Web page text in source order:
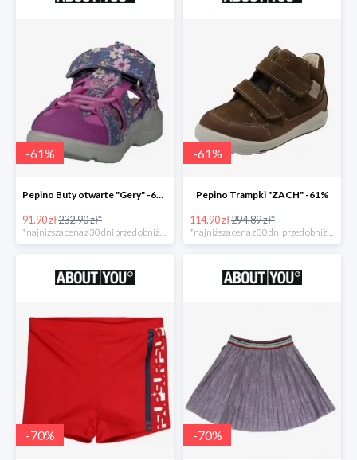
-61%
Pepino Buty otwarte "Gery" -61%
91.90 zł232.90 zł*
-61%
Pepino Trampki "ZACH" -61%
114.90 zł294.89 zł*
-70% -70%